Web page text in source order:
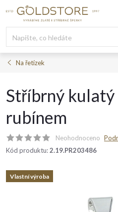
Na řetízek
Stříbrný kulatý
rubínem
Neohodnoceno
Kód produktu:2.19.PR203486
Vlastní výroba